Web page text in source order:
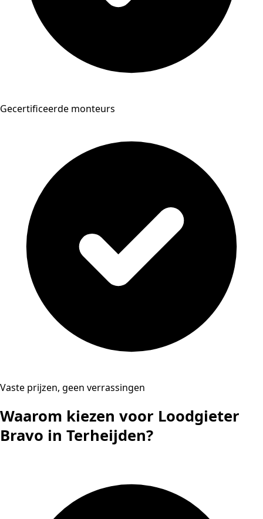
Gecertificeerde monteurs
Vaste prijzen, geen verrassingen
Waarom kiezen voor Loodgieter
Bravo in Terheijden?